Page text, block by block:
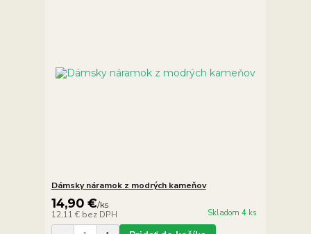
Dámsky náramok z modrých kameňov
14,90 €/ks
12,11 € bez DPH Skladom 4 ks